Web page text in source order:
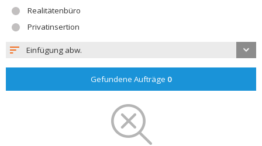
Realitätenbüro
Privatinsertion
Einfügung abw.
Gefundene Aufträge 0